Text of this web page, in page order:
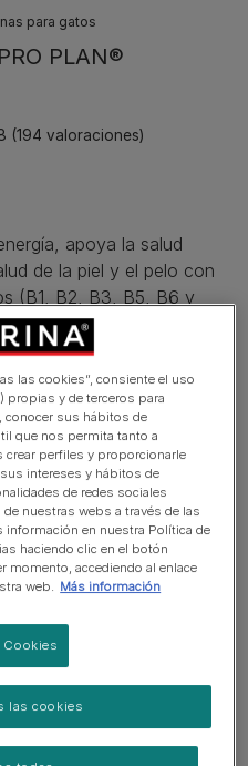
para gatos
PLAN®
(194 valoraciones)
apoya la salud
de la piel y el pelo con
(B1, B2, B3, B5, B6 y
por veterinarios
y está científicamente
los niveles de
nutrición experta. Este
gato es apto para su
puede ayudar con: la
de mucha actividad, los
(mucha agitación por
del pelo.
las cookies”, consiente el uso
propias y de terceros para
conocer sus hábitos de
que nos permita tanto a
perfiles y proporcionarle
intereses y hábitos de
de redes sociales
nuestras webs a través de las
información en nuestra Política de
haciendo clic en el botón
momento, accediendo al enlace
web. Más información
las cookies